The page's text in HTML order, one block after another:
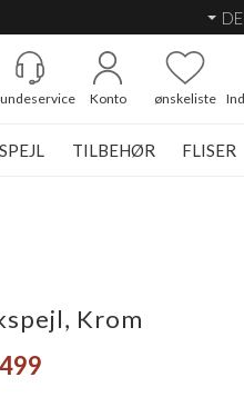
Konto ønskeliste
SPEJL TILBEHØR FLISER
Krom